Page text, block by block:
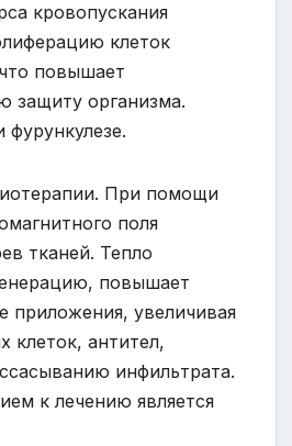
кровопускания
клеток
повышает
защиту организма.
При помощи
поля
тканей. Тепло
повышает
приложения, увеличивая
клеток, антител,
инфильтрата.
к лечению является